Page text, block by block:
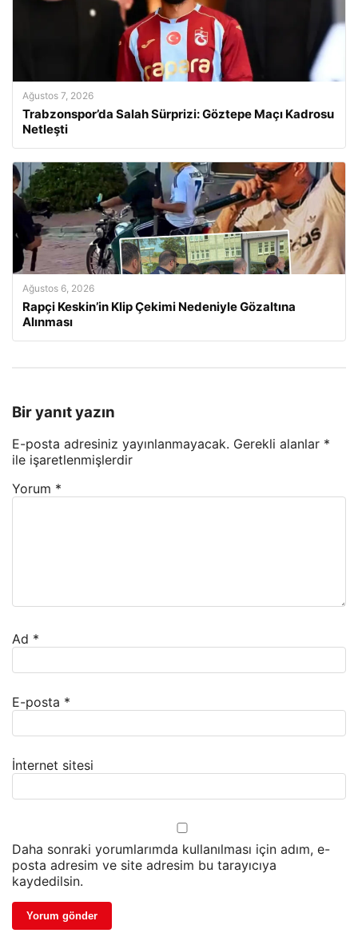
Ağustos 7, 2026
Trabzonspor’da Salah Sürprizi: Göztepe Maçı Kadrosu
Netleşti
Ağustos 6, 2026
Rapçi Keskin’in Klip Çekimi Nedeniyle Gözaltına
Alınması
Bir yanıt yazın
E-posta adresiniz yayınlanmayacak. Gerekli alanlar *
ile işaretlenmişlerdir
Yorum *
Ad *
E-posta *
İnternet sitesi
Daha sonraki yorumlarımda kullanılması için adım, e-
posta adresim ve site adresim bu tarayıcıya
kaydedilsin.